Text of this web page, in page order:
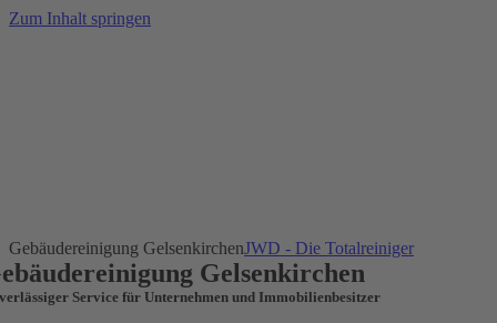
Zum Inhalt springen
Gebäudereinigung GelsenkirchenJWD - Die Totalreiniger
Gelsenkirchen
Service für Unternehmen und Immobilienbesitzer